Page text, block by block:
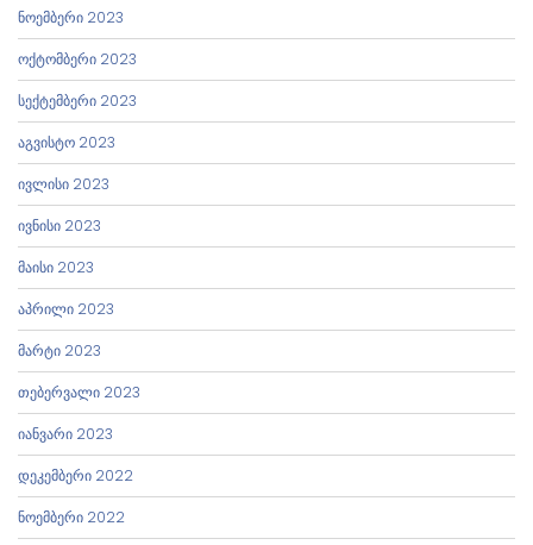
ნოემბერი 2023
ოქტომბერი 2023
სექტემბერი 2023
აგვისტო 2023
ივლისი 2023
ივნისი 2023
მაისი 2023
აპრილი 2023
მარტი 2023
თებერვალი 2023
იანვარი 2023
დეკემბერი 2022
ნოემბერი 2022